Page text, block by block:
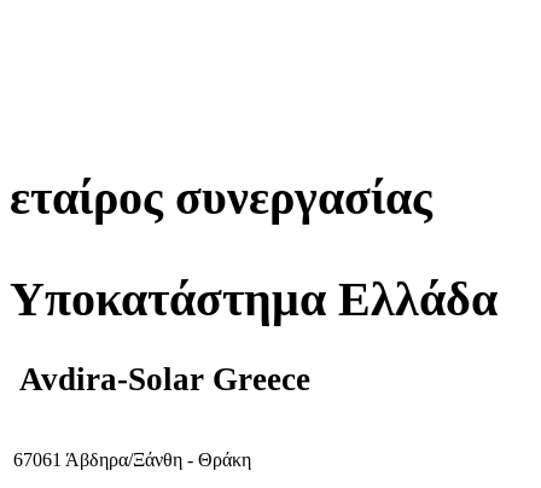
εταίρος συνεργασίας
Υποκατάστημα Ελλάδα
Avdira-Solar Greece
67061 Άβδηρα/Ξάνθη - Θράκη